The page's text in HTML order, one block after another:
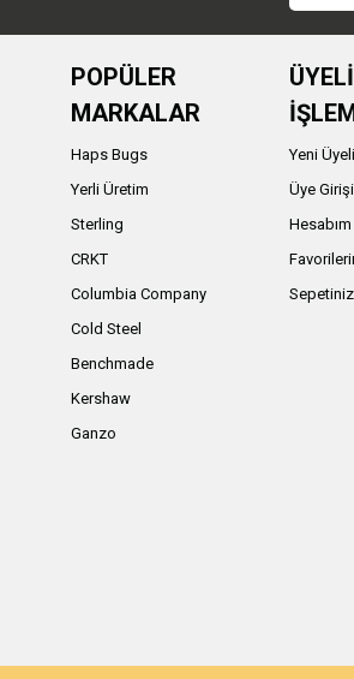
POPÜLER
MARKALAR
Haps Bugs
Yerli Üretim
Sterling
CRKT
Columbia Company
Cold Steel
Benchmade
Kershaw
Ganzo
Yeni
Üye Girişi
Hesabım
Sepetiniz